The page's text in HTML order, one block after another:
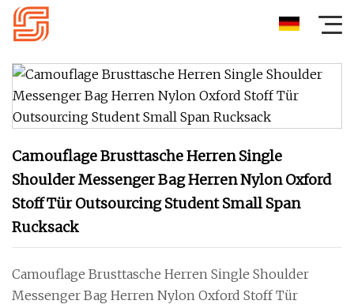
Camouflage Brusttasche Herren Single
Shoulder Messenger Bag Herren Nylon Oxford
Stoff Tür Outsourcing Student Small Span
Rucksack
Camouflage Brusttasche Herren Single Shoulder
Messenger Bag Herren Nylon Oxford Stoff Tür